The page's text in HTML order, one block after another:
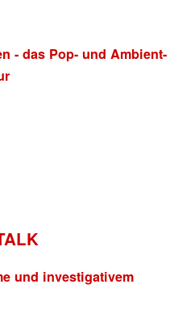
- das Pop- und Ambient-
und investigativem